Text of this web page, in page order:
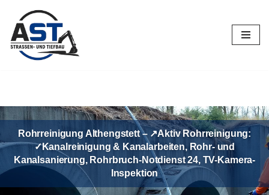
Zum
Inhalt
springen
Rohrreinigung Althengstett – ↗️Aktiv Rohrreinigung:
✓Kanalreinigung & Kanalarbeiten, Rohr- und
Kanalsanierung, Rohrbruch-Notdienst 24, TV-Kamera-
Inspektion